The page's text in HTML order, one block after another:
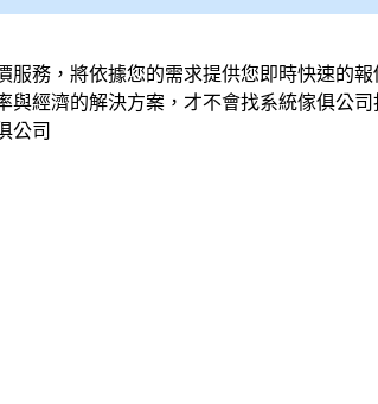
務，將依據您的需求提供您即時快速的
與經濟的解決方案，才不會找系統傢俱公司
公司